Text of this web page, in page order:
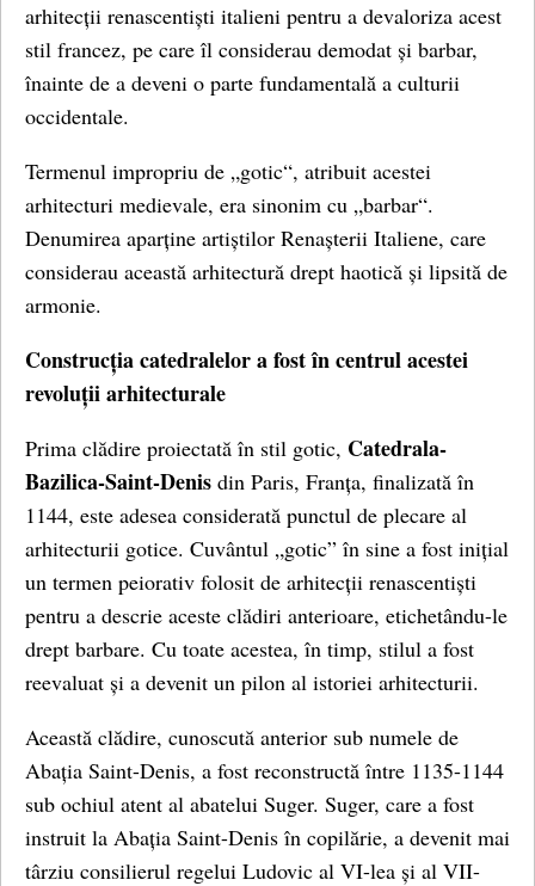
arhitecții renascentiști italieni pentru a devaloriza acest
stil francez, pe care îl considerau demodat și barbar,
înainte de a deveni o parte fundamentală a culturii
occidentale.
Termenul impropriu de „gotic“, atribuit acestei
arhitecturi medievale, era sinonim cu „barbar“.
Denumirea aparține artiștilor Renașterii Italiene, care
considerau această arhitectură drept haotică și lipsită de
armonie.
Construcția catedralelor a fost în centrul acestei
revoluții arhitecturale
Prima clădire proiectată în stil gotic, Catedrala-
Bazilica-Saint-Denis din Paris, Franța, finalizată în
1144, este adesea considerată punctul de plecare al
arhitecturii gotice. Cuvântul „gotic” în sine a fost inițial
un termen peiorativ folosit de arhitecții renascentiști
pentru a descrie aceste clădiri anterioare, etichetându-le
drept barbare. Cu toate acestea, în timp, stilul a fost
reevaluat și a devenit un pilon al istoriei arhitecturii.
Această clădire, cunoscută anterior sub numele de
Abația Saint-Denis, a fost reconstructă între 1135-1144
sub ochiul atent al abatelui Suger. Suger, care a fost
instruit la Abația Saint-Denis în copilărie, a devenit mai
târziu consilierul regelui Ludovic al VI-lea și al VII-